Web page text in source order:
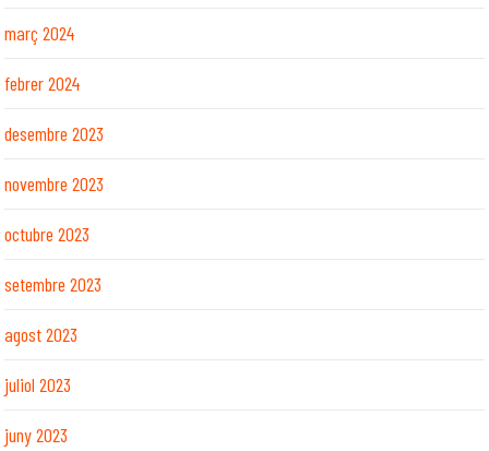
març 2024
febrer 2024
desembre 2023
novembre 2023
octubre 2023
setembre 2023
agost 2023
juliol 2023
juny 2023